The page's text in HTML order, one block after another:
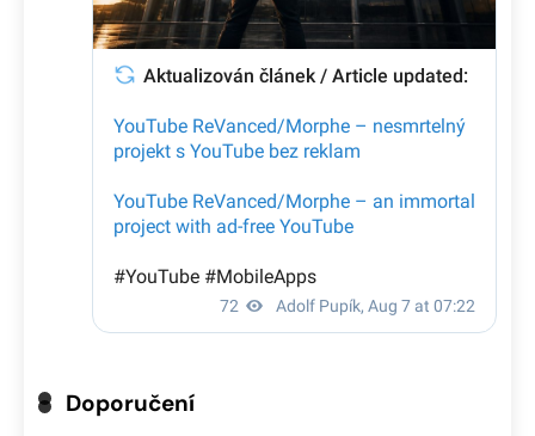
Doporučení